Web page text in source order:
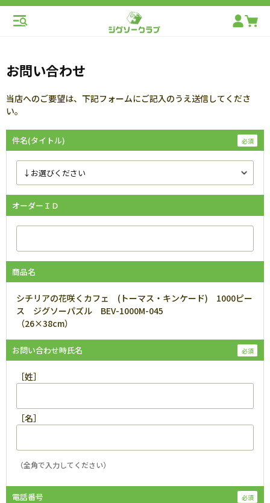
お問い合わせ
当店へのご要望は、下記フォームにご記入のうえ送信してくださ
い。
件名(タイトル)
オーダーＩＤ
商品名
シチリアの花咲くカフェ (トーマス・キンケード) 1000ピー
ス ジグソーパズル BEV-1000M-045
（26×38cm）
お問い合わせ時氏名
［姓］
［名］
（全角で入力してください）
電話番号